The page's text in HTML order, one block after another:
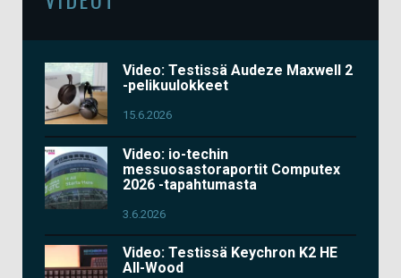
Video: Testissä Audeze Maxwell 2
-pelikuulokkeet
15.6.2026
Video: io-techin
messuosastoraportit Computex
2026 -tapahtumasta
3.6.2026
Video: Testissä Keychron K2 HE
All-Wood